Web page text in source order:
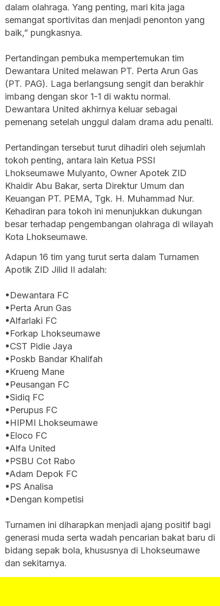
dalam olahraga. Yang penting, mari kita jaga
semangat sportivitas dan menjadi penonton yang
baik,” pungkasnya.
Pertandingan pembuka mempertemukan tim
Dewantara United melawan PT. Perta Arun Gas
(PT. PAG). Laga berlangsung sengit dan berakhir
imbang dengan skor 1-1 di waktu normal.
Dewantara United akhirnya keluar sebagai
pemenang setelah unggul dalam drama adu penalti.
Pertandingan tersebut turut dihadiri oleh sejumlah
tokoh penting, antara lain Ketua PSSI
Lhokseumawe Mulyanto, Owner Apotek ZID
Khaidir Abu Bakar, serta Direktur Umum dan
Keuangan PT. PEMA, Tgk. H. Muhammad Nur.
Kehadiran para tokoh ini menunjukkan dukungan
besar terhadap pengembangan olahraga di wilayah
Kota Lhokseumawe.
Adapun 16 tim yang turut serta dalam Turnamen
Apotik ZID Jilid II adalah:
•Dewantara FC
•Perta Arun Gas
•Alfarlaki FC
•Forkap Lhokseumawe
•CST Pidie Jaya
•Poskb Bandar Khalifah
•Krueng Mane
•Peusangan FC
•Sidiq FC
•Perupus FC
•HIPMI Lhokseumawe
•Eloco FC
•Alfa United
•PSBU Cot Rabo
•Adam Depok FC
•PS Analisa
•Dengan kompetisi
Turnamen ini diharapkan menjadi ajang positif bagi
generasi muda serta wadah pencarian bakat baru di
bidang sepak bola, khususnya di Lhokseumawe
dan sekitarnya.